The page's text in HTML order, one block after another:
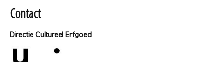
Contact
Directie Cultureel Erfgoed